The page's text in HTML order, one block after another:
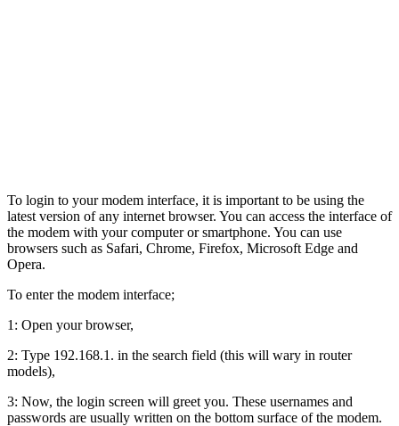
To login to your modem interface, it is important to be using the
latest version of any internet browser. You can access the interface of
the modem with your computer or smartphone. You can use
browsers such as Safari, Chrome, Firefox, Microsoft Edge and
Opera.
To enter the modem interface;
1: Open your browser,
2: Type 192.168.1. in the search field (this will wary in router
models),
3: Now, the login screen will greet you. These usernames and
passwords are usually written on the bottom surface of the modem.